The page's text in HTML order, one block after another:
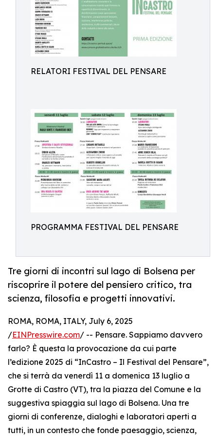
RELATORI FESTIVAL DEL PENSARE
PROGRAMMA FESTIVAL DEL PENSARE
Tre giorni di incontri sul lago di Bolsena per
riscoprire il potere del pensiero critico, tra
scienza, filosofia e progetti innovativi.
ROMA, ROMA, ITALY, July 6, 2025
/EINPresswire.com/ -- Pensare. Sappiamo davvero
farlo? È questa la provocazione da cui parte
l’edizione 2025 di “InCastro – Il Festival del Pensare”,
che si terrà da venerdì 11 a domenica 13 luglio a
Grotte di Castro (VT), tra la piazza del Comune e la
suggestiva spiaggia sul lago di Bolsena. Una tre
giorni di conferenze, dialoghi e laboratori aperti a
tutti, in un contesto che fonde paesaggio, scienza,